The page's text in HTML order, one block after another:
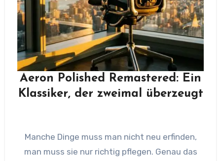
Aeron Polished Remastered: Ein
Klassiker, der zweimal überzeugt
Manche Dinge muss man nicht neu erfinden,
man muss sie nur richtig pflegen. Genau das